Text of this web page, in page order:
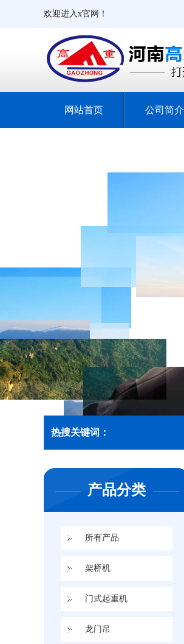
欢迎进入x官网！
网站首页 公司简介
热搜关键词：
架桥机
龙门吊
运梁车
提梁机
产品分类
所有产品
架桥机
门式起重机
龙门吊